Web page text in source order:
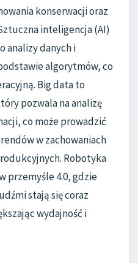
konserwacji oraz
inteligencja (AI)
analizy danych i
algorytmów, co
Big data to
pozwala na analizę
co może prowadzić
w zachowaniach
Robotyka
przemyśle 4.0, gdzie
stają się coraz
wydajność i